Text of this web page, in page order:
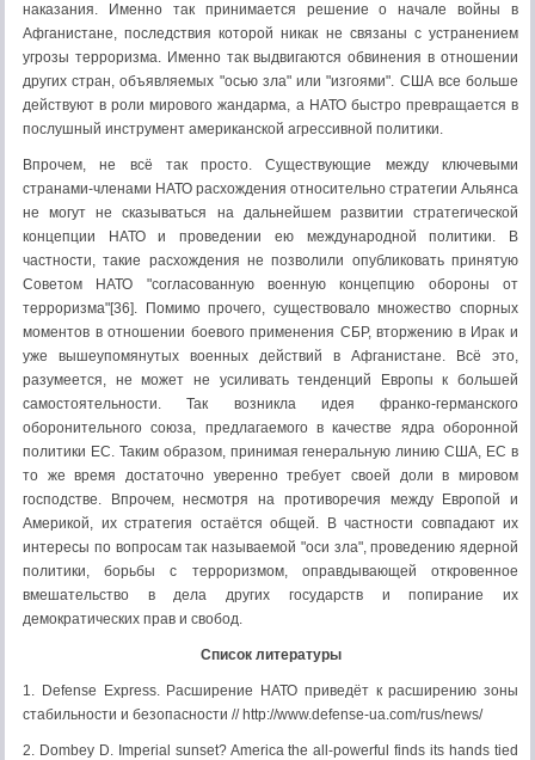
наказания. Именно так принимается решение о начале войны в
Афганистане, последствия которой никак не связаны с устранением
угрозы терроризма. Именно так выдвигаются обвинения в отношении
других стран, объявляемых "осью зла" или "изгоями". США все больше
действуют в роли мирового жандарма, а НАТО быстро превращается в
послушный инструмент американской агрессивной политики.
Впрочем, не всё так просто. Существующие между ключевыми
странами-членами НАТО расхождения относительно стратегии Альянса
не могут не сказываться на дальнейшем развитии стратегической
концепции НАТО и проведении ею международной политики. В
частности, такие расхождения не позволили опубликовать принятую
Советом НАТО "согласованную военную концепцию обороны от
терроризма"[36]. Помимо прочего, существовало множество спорных
моментов в отношении боевого применения СБР, вторжению в Ирак и
уже вышеупомянутых военных действий в Афганистане. Всё это,
разумеется, не может не усиливать тенденций Европы к большей
самостоятельности. Так возникла идея франко-германского
оборонительного союза, предлагаемого в качестве ядра оборонной
политики ЕС. Таким образом, принимая генеральную линию США, ЕС в
то же время достаточно уверенно требует своей доли в мировом
господстве. Впрочем, несмотря на противоречия между Европой и
Америкой, их стратегия остаётся общей. В частности совпадают их
интересы по вопросам так называемой "оси зла", проведению ядерной
политики, борьбы с терроризмом, оправдывающей откровенное
вмешательство в дела других государств и попирание их
демократических прав и свобод.
Список литературы
1. Defense Express. Расширение НАТО приведёт к расширению зоны
стабильности и безопасности // http://www.defense-ua.com/rus/news/
2. Dombey D. Imperial sunset? America the all-powerful finds its hands tied